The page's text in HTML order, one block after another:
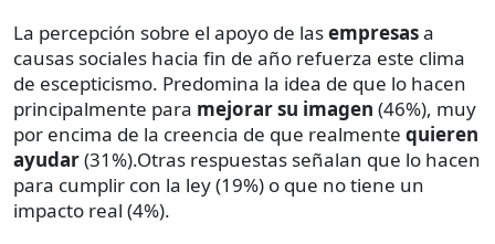
La percepción sobre el apoyo de lasempresasa
causas sociales hacia fin de año refuerza este clima
de escepticismo. Predomina la idea de que lo hacen
principalmente para mejorar su imagen (46%), muy
por encima de la creencia de que realmente quieren
ayudar(31%).Otras respuestas señalan que lo hacen
para cumplir con la ley (19%) o que no tiene un
impacto real (4%).